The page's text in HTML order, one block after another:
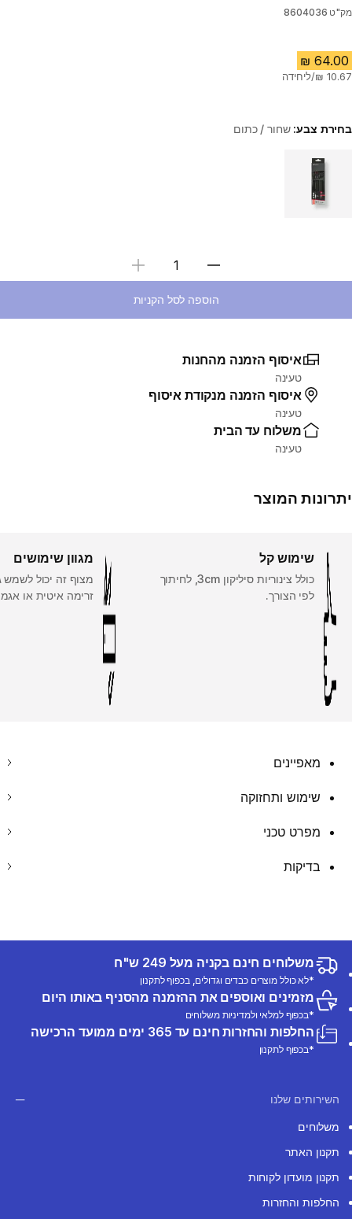
מק"ט 8604036
בחירת צבע:שחור / כתום
Choose a variant
בחירת כמות
הוספה לסל הקניות
איסוף הזמנה מהחנות
טעינה
איסוף הזמנה מנקודת איסוף
טעינה
משלוח עד הבית
טעינה
יתרונות המוצר
שימוש קל
כולל צינוריות סיליקון 3cm, לחיתוך
לפי הצורך.
מגוון שימושים
מצוף זה יכול
זרימה איטית או
מאפיינים
שימוש ותחזוקה
מפרט טכני
בדיקות
משלוחים חינם בקניה מעל 249 ש"ח
*לא כולל מוצרים כבדים וגדולים, בכפוף לתקנון
מזמינים ואוספים את ההזמנה מהסניף באותו היום
*בכפוף למלאי ולמדיניות משלוחים
החלפות והחזרות חינם עד 365 ימים ממועד הרכישה
*בכפוף לתקנון
השירותים שלנו
משלוחים
תקנון האתר
תקנון מועדון לקוחות
החלפות והחזרות